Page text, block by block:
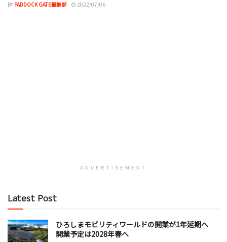
BY PADDOCK GATE編集部 2022/07/06
ADVERTISEMENT
Latest Post
ひろしまモビリティワールドの開業が1年延期へ
開業予定は2028年春へ